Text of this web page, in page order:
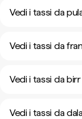
Vedi i tassi da
Vedi i tassi da
Vedi i tassi da
Vedi i tassi da